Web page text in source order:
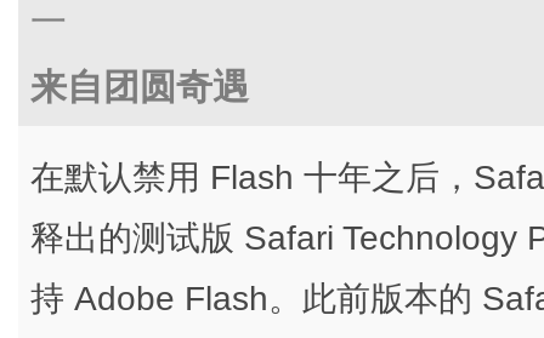
一
来自团圆奇遇
在默认禁用 Flash 十年之后，
释出的测试版 Safari Technology
持 Adobe Flash。此前版本的